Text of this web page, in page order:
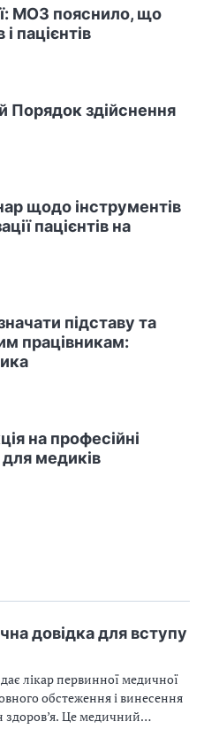
МОЗ пояснило, що
пацієнтів
Порядок здійснення
щодо інструментів
пацієнтів на
підставу та
працівникам:
на професійні
медиків
довідка для вступу
лікар первинної медичної
здоров’я. Це медичний